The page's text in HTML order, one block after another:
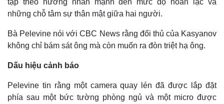
Thế giới
Cuộc sống đó đây
Hồ sơ
Multimedia
Ảnh
E-Magazine
tập theo hướng nhấn mạnh đến mức độ hoan lạc và
những chỗ tâm sự thân mật giữa hai người.
Bà Pelevine nói với CBC News rằng đối thủ của Kasyanov
không chỉ bám sát ông mà còn muốn ra đòn triệt hạ ông.
Dấu hiệu cảnh báo
Pelevine tin rằng một camera quay lén đã được lắp đặt
phía sau một bức tường phòng ngủ và một micro được